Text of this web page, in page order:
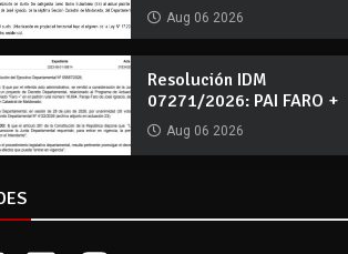
Aug 06 2026
Resolución IDM
07271/2026: PAI FARO +
Aug 06 2026